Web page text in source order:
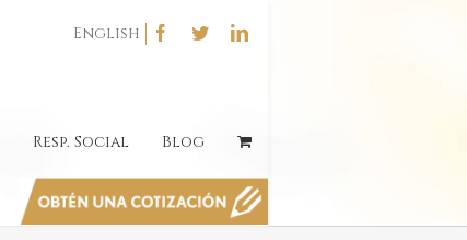
English
Resp. Social Blog